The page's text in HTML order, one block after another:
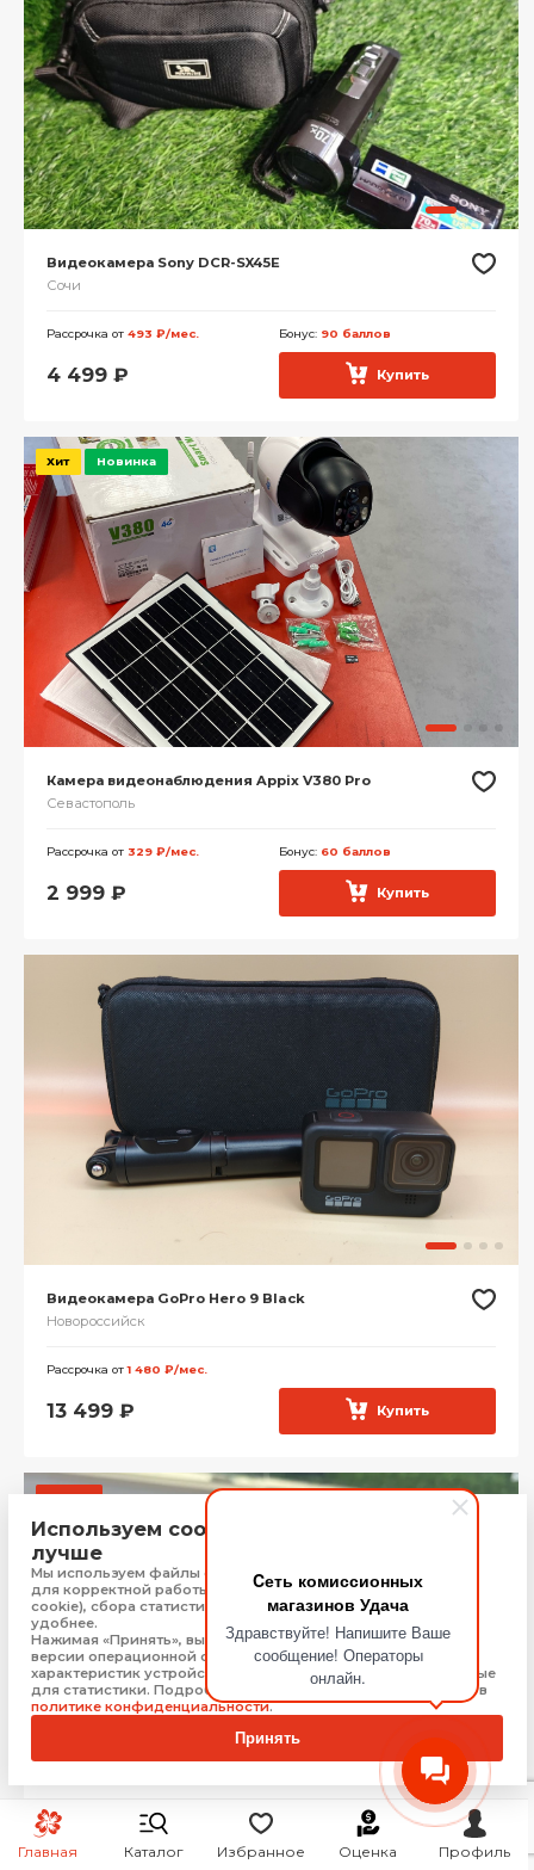
Cеть комиссионных
магазинов Удача
Здравствуйте! Напишите Ваше
сообщение! Операторы
онлайн.
Главная Каталог Избранное Оценка Профиль
Видеокамера Sony DCR-SX45E
Сочи
Рассрочка от 493 ₽/мес. Бонус: 90 баллов
4 499 ₽ Купить
Хит Новинка
Камера видеонаблюдения Appix V380 Pro
Севастополь
Рассрочка от 329 ₽/мес. Бонус: 60 баллов
2 999 ₽ Купить
Видеокамера GoPro Hero 9 Black
Новороссийск
Рассрочка от1 480 ₽/мес.
13 499 ₽ Купить
Акция
Видеокамера JVC gr d320e
Симферополь
Используем cookie, чтобы сайт работал
лучше
Мы используем файлы cookie, Яндекс Метрику и 1С-Битрикс
для корректной работы сайта (технически необходимые
cookie), сбора статистики, чтобы сайт работал быстрее и
удобнее.
Нажимая «Принять», вы соглашаетесь на обработку: типа,
версии операционной системы и браузера, технических
характеристик устройства, технические данные, необходимые
для статистики. Подробную информацию Вы можете найти в
политике конфиденциальности.
Принять